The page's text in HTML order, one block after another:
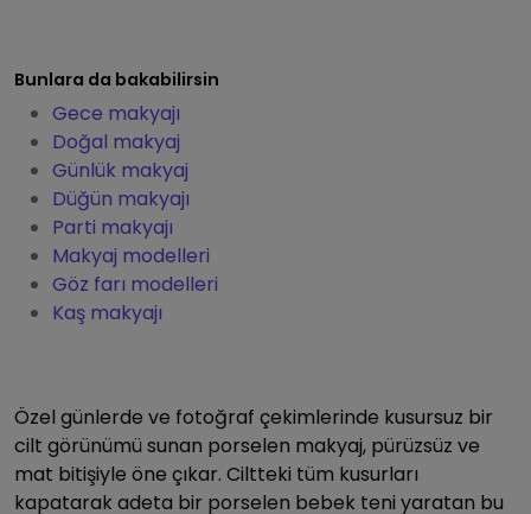
Bunlara da bakabilirsin
Gece makyajı
Doğal makyaj
Günlük makyaj
Düğün makyajı
Parti makyajı
Makyaj modelleri
Göz farı modelleri
Kaş makyajı
Özel günlerde ve fotoğraf çekimlerinde kusursuz bir
cilt görünümü sunan porselen makyaj, pürüzsüz ve
mat bitişiyle öne çıkar. Ciltteki tüm kusurları
kapatarak adeta bir porselen bebek teni yaratan bu